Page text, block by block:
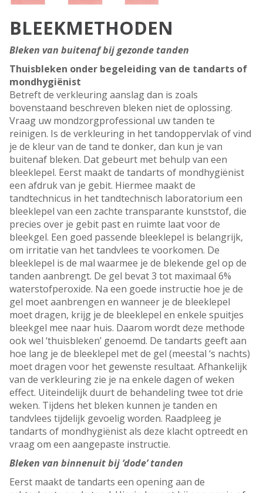
BLEEKMETHODEN
Bleken van buitenaf bij gezonde tanden
Thuisbleken onder begeleiding van de tandarts of
mondhygiënist
Betreft de verkleuring aanslag dan is zoals
bovenstaand beschreven bleken niet de oplossing.
Vraag uw mondzorgprofessional uw tanden te
reinigen. Is de verkleuring in het tandoppervlak of vind
je de kleur van de tand te donker, dan kun je van
buitenaf bleken. Dat gebeurt met behulp van een
bleeklepel. Eerst maakt de tandarts of mondhygiënist
een afdruk van je gebit. Hiermee maakt de
tandtechnicus in het tandtechnisch laboratorium een
bleeklepel van een zachte transparante kunststof, die
precies over je gebit past en ruimte laat voor de
bleekgel. Een goed passende bleeklepel is belangrijk,
om irritatie van het tandvlees te voorkomen. De
bleeklepel is de mal waarmee je de blekende gel op de
tanden aanbrengt. De gel bevat 3 tot maximaal 6%
waterstofperoxide. Na een goede instructie hoe je de
gel moet aanbrengen en wanneer je de bleeklepel
moet dragen, krijg je de bleeklepel en enkele spuitjes
bleekgel mee naar huis. Daarom wordt deze methode
ook wel ‘thuisbleken’ genoemd. De tandarts geeft aan
hoe lang je de bleeklepel met de gel (meestal ‘s nachts)
moet dragen voor het gewenste resultaat. Afhankelijk
van de verkleuring zie je na enkele dagen of weken
effect. Uiteindelijk duurt de behandeling twee tot drie
weken. Tijdens het bleken kunnen je tanden en
tandvlees tijdelijk gevoelig worden. Raadpleeg je
tandarts of mondhygiënist als deze klacht optreedt en
vraag om een aangepaste instructie.
Bleken van binnenuit bij ‘dode’ tanden
Eerst maakt de tandarts een opening aan de